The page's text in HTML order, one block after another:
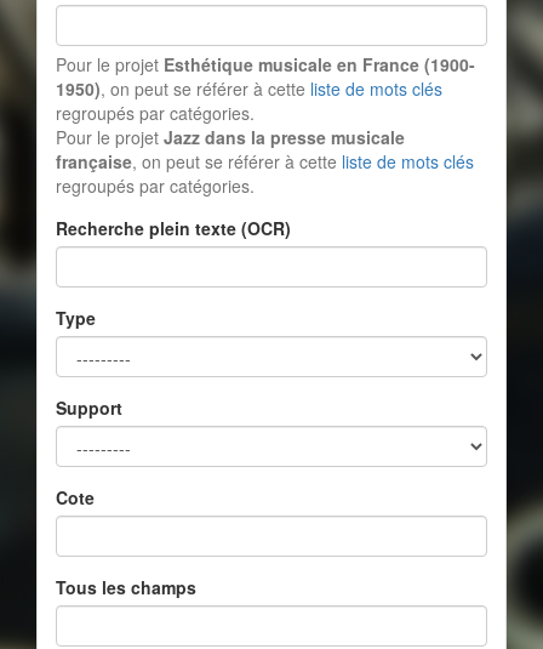
Pour le projet Esthétique musicale en France (1900-
1950), on peut se référer à cette liste de mots clés
regroupés par catégories.
Pour le projet Jazz dans la presse musicale
française, on peut se référer à cette liste de mots clés
regroupés par catégories.
Recherche plein texte (OCR)
Type
Support
Cote
Tous les champs